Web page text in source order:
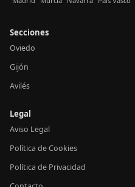
Secciones
Oviedo
Gijón
Avilés
Legal
Aviso Legal
Política de Cookies
Política de Privacidad